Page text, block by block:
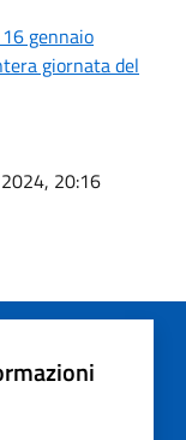
gennaio
giornata del
20:16